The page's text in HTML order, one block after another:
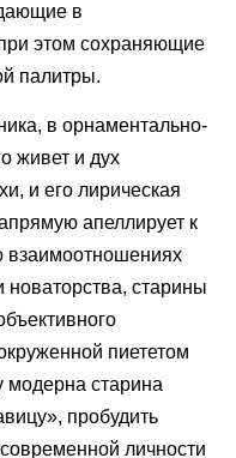
в
этом сохраняющие
палитры.
в орнаментально-
живет и дух
и его лирическая
апеллирует к
взаимоотношениях
новаторства, старины
пиететом
модерна старина
пробудить
личности